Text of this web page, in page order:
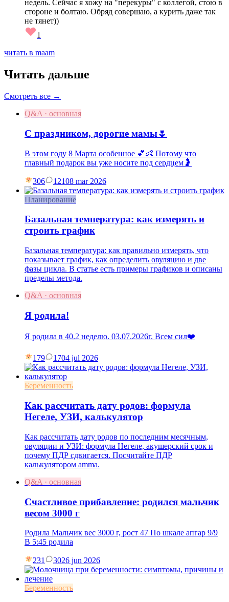
недель. Сейчас я хожу на "перекуры" с коллегой, стою в
стороне и болтаю. Обряд совершаю, а курить даже так
не тянет))
1
читать в maam
Читать дальше
Смотреть все →
Q&A · основная
С праздником, дорогие мамы🌷
В этом году 8 Марта особенное 💕👶 Потому что
главный подарок вы уже носите под сердцем🤰
306 12108 mar 2026
Планирование
Базальная температура: как измерять и
строить график
Базальная температура: как правильно измерять, что
показывает график, как определить овуляцию и две
фазы цикла. В статье есть примеры графиков и описаны
пределы метода.
Q&A · основная
Я родила!
Я родила в 40.2 неделю. 03.07.2026г. Всем сил❤️
179 1704 jul 2026
Беременность
Как рассчитать дату родов: формула
Негеле, УЗИ, калькулятор
Как рассчитать дату родов по последним месячным,
овуляции и УЗИ: формула Негеле, акушерский срок и
почему ПДР сдвигается. Посчитайте ПДР
калькулятором amma.
Q&A · основная
Счастливое прибавление: родился мальчик
весом 3000 г
Родила Мальчик вес 3000 г, рост 47 По шкале апгар 9/9
В 5:45 родила
231 3026 jun 2026
Беременность